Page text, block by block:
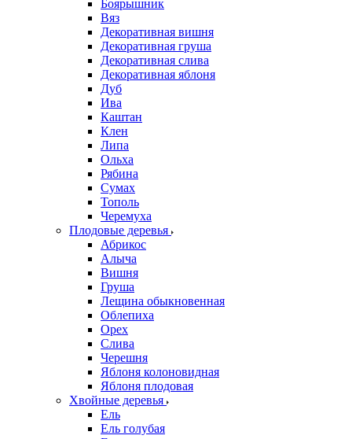
Боярышник
Вяз
Декоративная вишня
Декоративная груша
Декоративная слива
Декоративная яблоня
Дуб
Ива
Каштан
Клен
Липа
Ольха
Рябина
Сумах
Тополь
Черемуха
Плодовые деревья
Абрикос
Алыча
Вишня
Груша
Лещина обыкновенная
Облепиха
Орех
Слива
Черешня
Яблоня колоновидная
Яблоня плодовая
Хвойные деревья
Ель
Ель голубая